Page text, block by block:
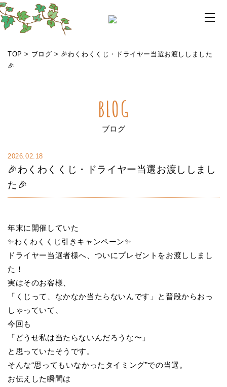
メニ
TOP > ブログ > 🎉わくわくくじ・ドライヤー当選お渡ししました
🎉
BLOG
ブログ
2026.02.18
🎉わくわくくじ・ドライヤー当選お渡ししまし
た🎉
年末に開催していた
✨わくわくくじ引きキャンペーン✨
ドライヤー当選者様へ、ついにプレゼントをお渡ししまし
た！
実はそのお客様、
「くじって、なかなか当たらないんです」と普段からおっ
しゃっていて、
今回も
「どうせ私は当たらないんだろうな〜」
と思っていたそうです。
そんな“思ってもいなかったタイミング”での当選。
お伝えした瞬間は